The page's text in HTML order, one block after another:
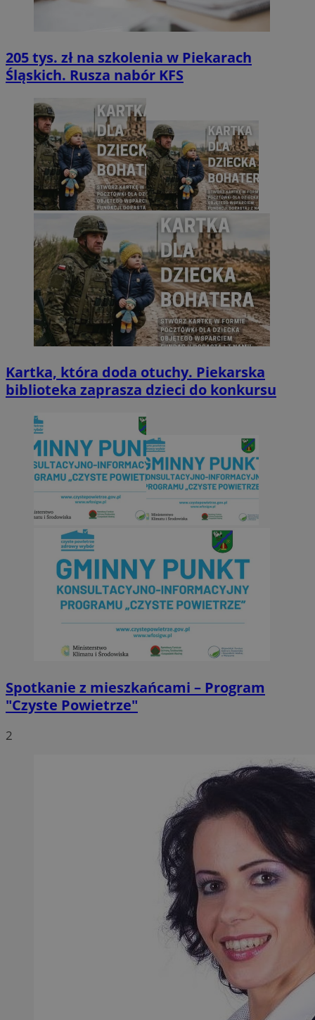
205 tys. zł na szkolenia w Piekarach
Śląskich. Rusza nabór KFS
Kartka, która doda otuchy. Piekarska
biblioteka zaprasza dzieci do konkursu
Spotkanie z mieszkańcami – Program
"Czyste Powietrze"
2